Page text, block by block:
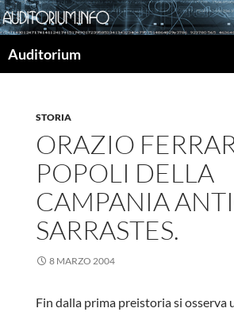
Auditorium
STORIA
ORAZIO
POPOLI DELLA
CAMPANIA
SARRASTES.
8 MARZO 2004
Fin dalla prima preistoria si osserva